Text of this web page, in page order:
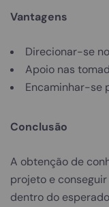
Vantagens
Direcionar-se
Apoio nas
Encaminhar-se
Conclusão
A obtenção de
projeto e
dentro do